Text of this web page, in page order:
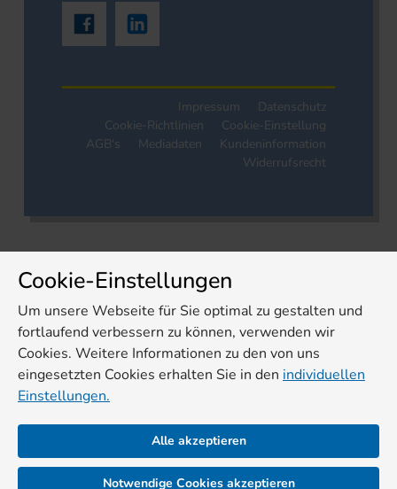
Impressum
Datenschutz
Cookie-Richtlinien
Cookie-Einstellung
AGB's
Mediadaten
Kundeninformation
Widerrufsrecht
Cookie-Einstellungen
Um unsere Webseite für Sie optimal zu gestalten und
fortlaufend verbessern zu können, verwenden wir
Cookies. Weitere Informationen zu den von uns
eingesetzten Cookies erhalten Sie in den individuellen
Einstellungen.
Alle akzeptieren
Notwendige Cookies akzeptieren